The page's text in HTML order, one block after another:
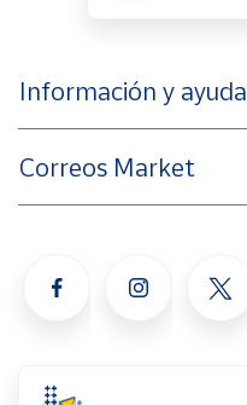
Información y ayuda
Correos Market